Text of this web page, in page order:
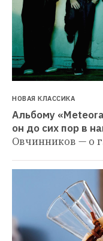
НОВАЯ КЛАССИКА
Альбому
он до сих пор в
Овчинников — о